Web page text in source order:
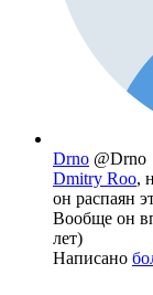
Drno @Drno
Dmitry Roo,
он распаян
Вообще он
лет)
Написано